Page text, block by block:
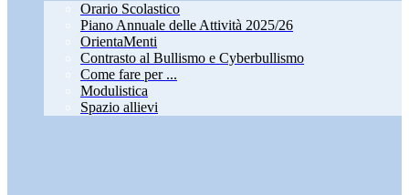
Orario Scolastico
Piano Annuale delle Attività 2025/26
OrientaMenti
Contrasto al Bullismo e Cyberbullismo
Come fare per ...
Modulistica
Spazio allievi